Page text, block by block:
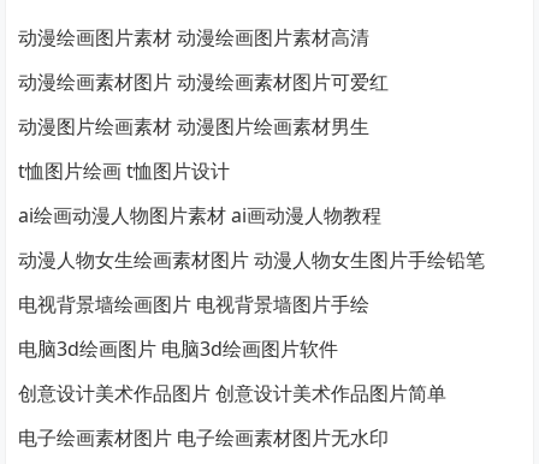
动漫绘画图片素材 动漫绘画图片素材高清
动漫绘画素材图片 动漫绘画素材图片可爱红
动漫图片绘画素材 动漫图片绘画素材男生
t恤图片绘画 t恤图片设计
ai绘画动漫人物图片素材 ai画动漫人物教程
动漫人物女生绘画素材图片 动漫人物女生图片手绘铅笔
电视背景墙绘画图片 电视背景墙图片手绘
电脑3d绘画图片 电脑3d绘画图片软件
创意设计美术作品图片 创意设计美术作品图片简单
电子绘画素材图片 电子绘画素材图片无水印